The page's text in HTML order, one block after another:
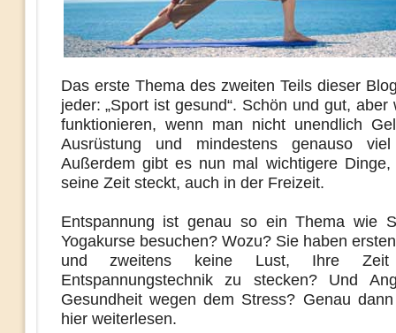
Das erste Thema des zweiten Teils dieser
jeder: „Sport ist gesund“. Schön und gut, aber
funktionieren, wenn man nicht unendlich
Ausrüstung und mindestens genauso
Außerdem gibt es nun mal wichtigere
seine Zeit steckt, auch in der Freizeit.
Entspannung ist genau so ein Thema wie
Yogakurse besuchen? Wozu? Sie haben
und zweitens keine Lust, Ihre
Entspannungstechnik zu stecken? Und
Gesundheit wegen dem Stress? Genau
hier weiterlesen.